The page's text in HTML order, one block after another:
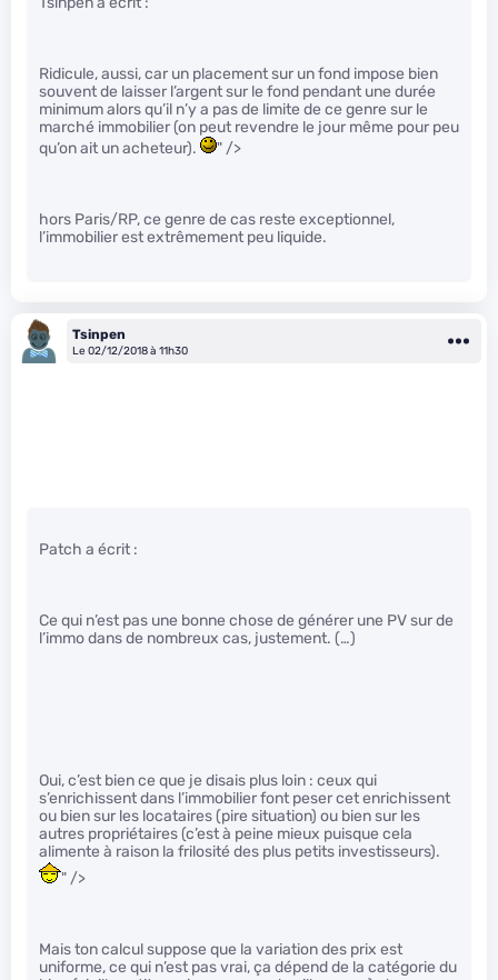
Ridicule, aussi, car un placement sur un fond impose bien
souvent de laisser l’argent sur le fond pendant une durée
minimum alors qu’il n’y a pas de limite de ce genre sur le
marché immobilier (on peut revendre le jour même pour peu
qu’on ait un acheteur).
" />
hors Paris/RP, ce genre de cas reste exceptionnel,
l’immobilier est extrêmement peu liquide.
Tsinpen
Le 02/12/2018 à 11h30
Patch a écrit :
Ce qui n’est pas une bonne chose de générer une PV sur de
l’immo dans de nombreux cas, justement. (…)
Oui, c’est bien ce que je disais plus loin : ceux qui
s’enrichissent dans l’immobilier font peser cet enrichissent
ou bien sur les locataires (pire situation) ou bien sur les
autres propriétaires (c’est à peine mieux puisque cela
alimente à raison la frilosité des plus petits investisseurs).
" />
Mais ton calcul suppose que la variation des prix est
uniforme, ce qui n’est pas vrai, ça dépend de la catégorie du